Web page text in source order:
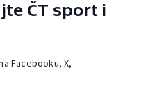
ČT sport i
Facebooku, X,